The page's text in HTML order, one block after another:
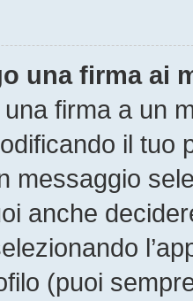
una firma ai
firma a un
il tuo
messaggio
anche
(puoi